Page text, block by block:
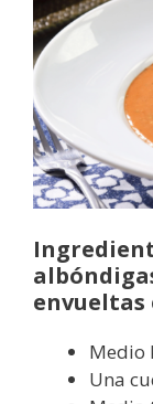
envueltas
Medio
Una